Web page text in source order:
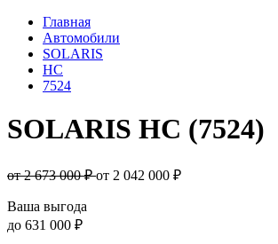
Главная
Автомобили
SOLARIS
HC
7524
SOLARIS HC (7524)
от 2 673 000 ₽от 2 042 000 ₽
Ваша выгода
до 631 000 ₽